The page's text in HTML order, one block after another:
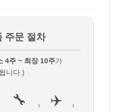
주문 절차
4주 ~ 최장 10주가
니다.)
🔧 › ✈️ ›